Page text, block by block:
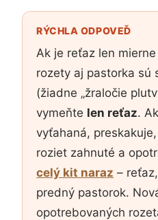
RÝCHLA ODPOVEĎ
Ak je reťaz len
rozety aj pastorka sú
(žiadne „žraločie
vymeňte len reťaz.
vyťahaná,
roziet zahnuté a
celý kit naraz –
predný pastorok.
opotrebovaných